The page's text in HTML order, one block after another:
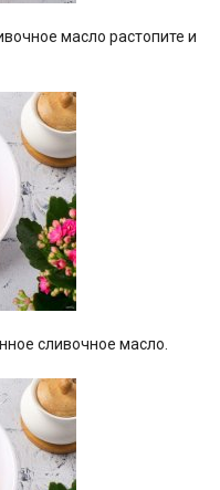
масло растопите и
сливочное масло.